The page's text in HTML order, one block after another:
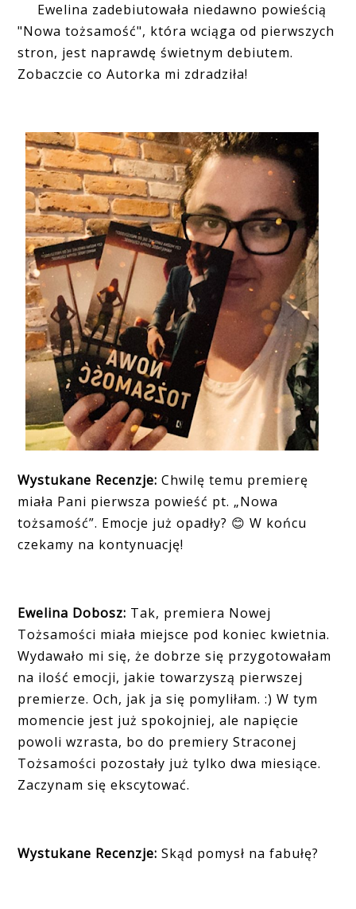
Ewelina zadebiutowała niedawno powieścią
"Nowa tożsamość", która wciąga od pierwszych
stron, jest naprawdę świetnym debiutem.
Zobaczcie co Autorka mi zdradziła!
Wystukane Recenzje: Chwilę temu premierę
miała Pani pierwsza powieść pt. „Nowa
tożsamość”. Emocje już opadły? 😊 W końcu
czekamy na kontynuację!
Ewelina Dobosz: Tak, premiera Nowej
Tożsamości miała miejsce pod koniec kwietnia.
Wydawało mi się, że dobrze się przygotowałam
na ilość emocji, jakie towarzyszą pierwszej
premierze. Och, jak ja się pomyliłam. :) W tym
momencie jest już spokojniej, ale napięcie
powoli wzrasta, bo do premiery Straconej
Tożsamości pozostały już tylko dwa miesiące.
Zaczynam się ekscytować.
Wystukane Recenzje: Skąd pomysł na fabułę?